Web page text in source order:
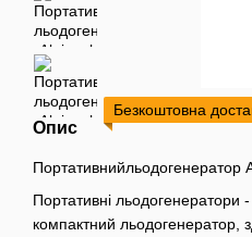
Безкоштовна
Опис
Портативні льодогенератори
компактний льодогенератор,